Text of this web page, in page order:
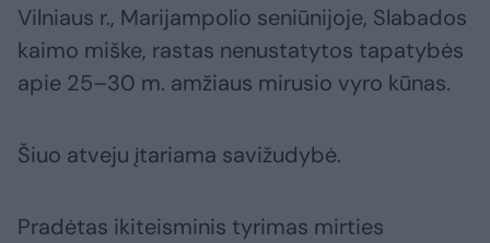
Vilniaus r., Marijampolio seniūnijoje, Slabados
kaimo miške, rastas nenustatytos tapatybės
apie 25–30 m. amžiaus mirusio vyro kūnas.
Šiuo atveju įtariama savižudybė.
Pradėtas ikiteisminis tyrimas mirties